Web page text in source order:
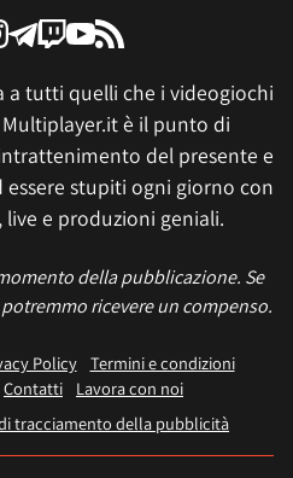
a tutti quelli che i videogiochi
è il punto di
del presente e
stupiti ogni giorno con
e produzioni geniali.
della pubblicazione. Se
ricevere un compenso.
Policy
Termini e condizioni
Contatti
Lavora con noi
tracciamento della pubblicità